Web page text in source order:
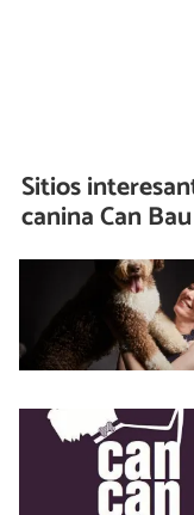
Sitios
canina Can Bau